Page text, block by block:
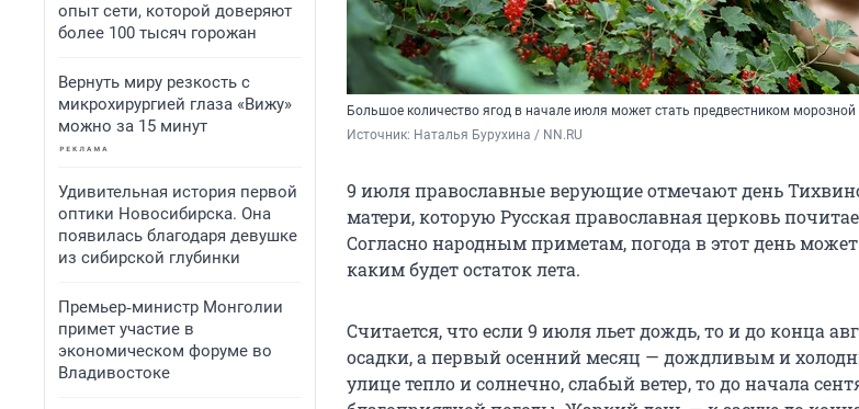
опыт сети, которой доверяют
более 100 тысяч горожан
Вернуть миру резкость с
микрохирургией глаза «Вижу»
можно за 15 минут
Удивительная история первой
оптики Новосибирска. Она
появилась благодаря девушке
из сибирской глубинки
Премьер‑министр Монголии
примет участие в
экономическом форуме во
Владивостоке
Большое количество ягод в начале июля может стать предвестником
Источник: Наталья Бурухина / NN.RU
9 июля православные верующие отмечают день
матери, которую Русская православная церковь
Согласно народным приметам, погода в этот день
каким будет остаток лета.
Считается, что если 9 июля льет дождь, то и до конца
осадки, а первый осенний месяц — дождливым и
улице тепло и солнечно, слабый ветер, то до начала